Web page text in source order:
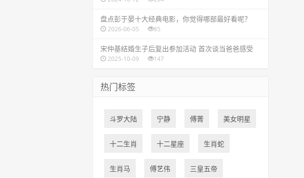
​盘点彭于晏十大经典电影，你觉得哪部最好看呢？
2026-06-05 85
​宋仲基结婚生子后复出参加活动 首次谈当爸爸感受
2025-10-09 147
热门标签
​斗罗大陆 宁静 傅菁 美女明星
十二生肖 十二星座 生肖蛇
生肖马 ​傅艺伟 三皇五帝